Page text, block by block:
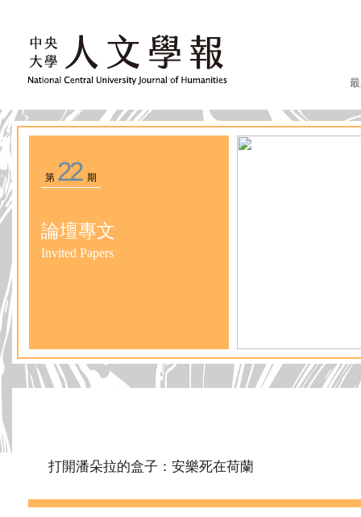
第 22期
論壇專文
Invited Papers
打開潘朵拉的盒子：安樂死在荷蘭